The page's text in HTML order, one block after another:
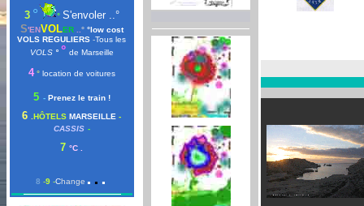
3 ° ° S'envoler ..°
S'ENVOLER ° °low cost
VOLS REGULIERS -Tous les
VOLS ° ° de Marseille
4 ° location de voitures
5 - Prenez le train !
6 .HÔTELS MARSEILLE-
CASSIS -
7°C .
8-9 -Change ...